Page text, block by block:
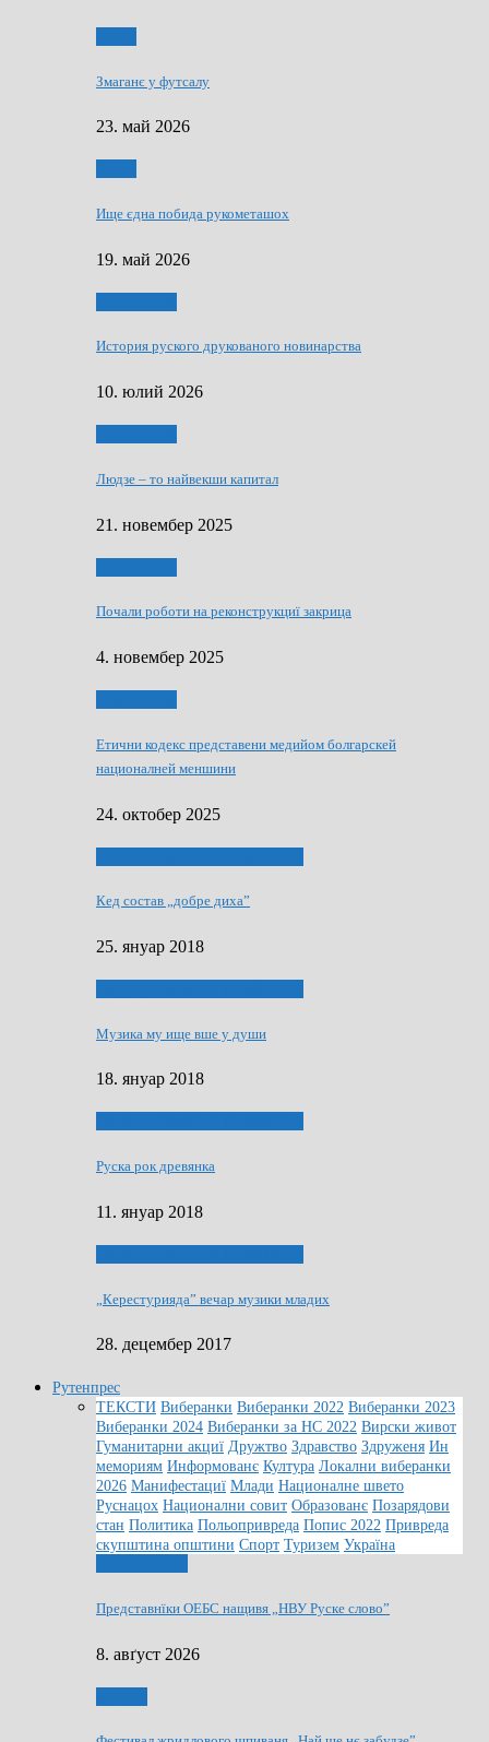
Змаганє у футсалу
23. май 2026
Ище єдна побида рукометашох
19. май 2026
История руского друкованого новинарства
10. юлий 2026
Людзе – то найвекши капитал
21. новембер 2025
Почали роботи на реконструкциї закрица
4. новембер 2025
Етични кодекс представени медийом болгарскей
националней меншини
24. октобер 2025
Кед состав „добре диха”
25. януар 2018
Музика му ище вше у души
18. януар 2018
Руска рок древянка
11. януар 2018
„Керестурияда” вечар музики младих
28. децембер 2017
Рутенпрес
ТЕКСТИ Виберанки Виберанки 2022 Виберанки 2023
Виберанки 2024 Виберанки за НС 2022 Вирски живот
Гуманитарни акциї Дружтво Здравство Здруженя Ин
мемориям Информованє Култура Локални виберанки
2026 Манифестациї Млади Националне швето
Руснацох Национални совит Образованє Позарядови
стан Политика Польопривреда Попис 2022 Привреда
скупштина општини Спорт Туризем Україна
Представнїки ОЕБС нащивя „НВУ Руске слово”
8. авґуст 2026